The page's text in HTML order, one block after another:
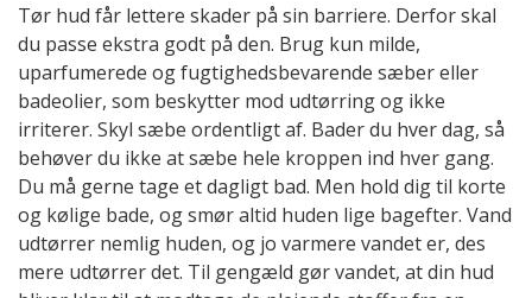
Tør hud får lettere skader på sin barriere. Derfor skal
du passe ekstra godt på den. Brug kun milde,
uparfumerede og fugtighedsbevarende sæber eller
badeolier, som beskytter mod udtørring og ikke
irriterer. Skyl sæbe ordentligt af. Bader du hver dag, så
behøver du ikke at sæbe hele kroppen ind hver gang.
Du må gerne tage et dagligt bad. Men hold dig til korte
og kølige bade, og smør altid huden lige bagefter. Vand
udtørrer nemlig huden, og jo varmere vandet er, des
mere udtørrer det. Til gengæld gør vandet, at din hud